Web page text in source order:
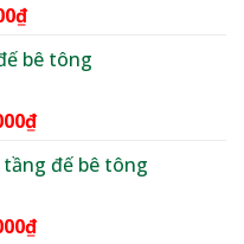
₫Giá
tại
3,600,000₫.
bê tông
₫Khoảng
từ
đến
đế bê tông
₫Khoảng